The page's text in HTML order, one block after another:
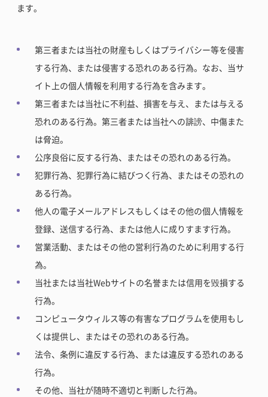
ます。
第三者または当社の財産もしくはプライバシー等を侵害
する行為、または侵害する恐れのある行為。なお、当サ
イト上の個人情報を利用する行為を含みます。
第三者または当社に不利益、損害を与え、または与える
恐れのある行為。第三者または当社への誹謗、中傷また
は脅迫。
公序良俗に反する行為、またはその恐れのある行為。
犯罪行為、犯罪行為に結びつく行為、またはその恐れの
ある行為。
他人の電子メールアドレスもしくはその他の個人情報を
登録、送信する行為、または他人に成りすます行為。
営業活動、またはその他の営利行為のために利用する行
為。
当社または当社Webサイトの名誉または信用を毀損する
行為。
コンピュータウィルス等の有害なプログラムを使用もし
くは提供し、またはその恐れのある行為。
法令、条例に違反する行為、または違反する恐れのある
行為。
その他、当社が随時不適切と判断した行為。